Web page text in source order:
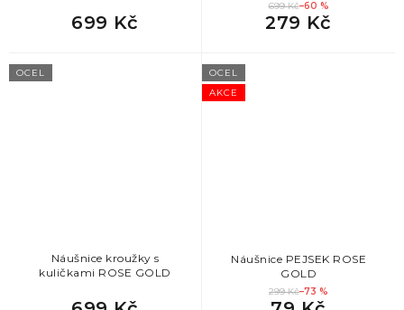
699 Kč
699 Kč–60 %
279 Kč
OCEL
Náušnice kroužky s
kuličkami ROSE GOLD
AKCE
OCEL
Náušnice PEJSEK ROSE
GOLD
299 Kč–73 %